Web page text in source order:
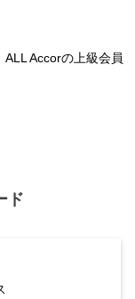
Accorの上級会員
ド